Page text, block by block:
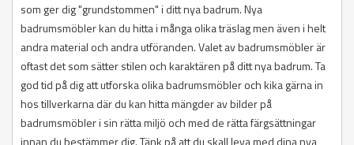
som ger dig "grundstommen" i ditt nya badrum. Nya
badrumsmöbler kan du hitta i många olika träslag men även i helt
andra material och andra utföranden. Valet av badrumsmöbler är
oftast det som sätter stilen och karaktären på ditt nya badrum. Ta
god tid på dig att utforska olika badrumsmöbler och kika gärna in
hos tillverkarna där du kan hitta mängder av bilder på
badrumsmöbler i sin rätta miljö och med de rätta färgsättningar
innan du bestämmer dig. Tänk på att du skall leva med dina nya